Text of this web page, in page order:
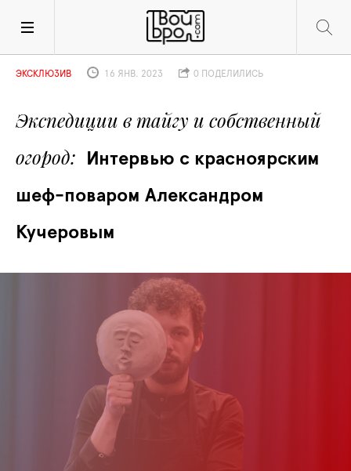
Экспедиции в тайгу и собственный
огород
Интервью с красноярским
шеф-поваром Александром
Кучеровым
ЭКСКЛЮЗИВ 16 ЯНВ. 2023 0 ПОДЕЛИЛИСЬ